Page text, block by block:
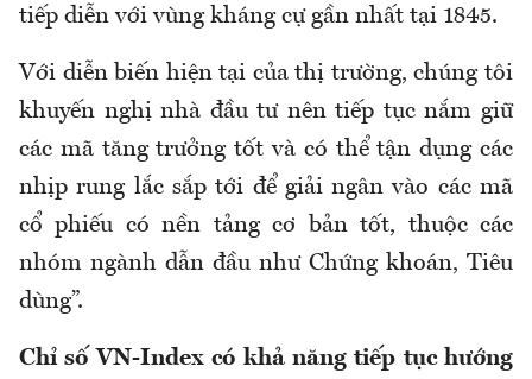
tiếp diễn với vùng kháng cự gần nhất tại 1845.
Với diễn biến hiện tại của thị trường, chúng tôi
khuyến nghị nhà đầu tư nên tiếp tục nắm giữ
các mã tăng trưởng tốt và có thể tận dụng các
nhịp rung lắc sắp tới để giải ngân vào các mã
cổ phiếu có nền tảng cơ bản tốt, thuộc các
nhóm ngành dẫn đầu như Chứng khoán, Tiêu
dùng”.
Chỉ số VN-Index có khả năng tiếp tục hướng